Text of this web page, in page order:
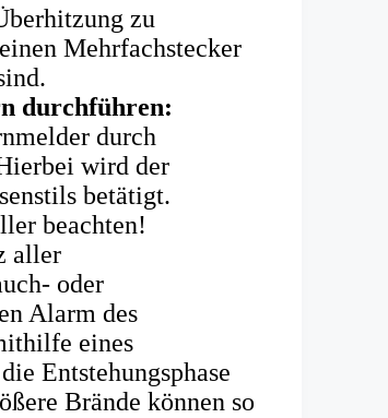
zu
Mehrfachstecker
durchführen:
durch
wird der
betätigt.
beachten!
aller
oder
Alarm des
eines
Entstehungsphase
Brände können so